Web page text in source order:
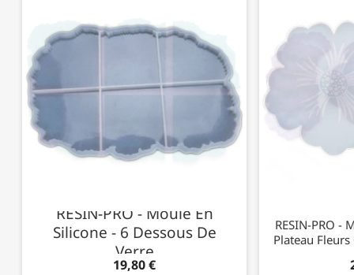
RESIN-PRO - Moule En
Silicone - 6 Dessous De
Verre
19,80 €
RESIN-PRO -
Plateau